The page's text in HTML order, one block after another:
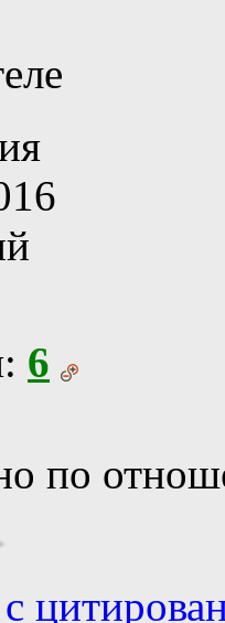
6
по